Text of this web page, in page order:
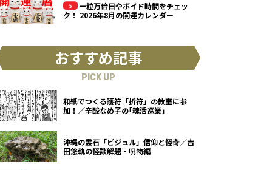
一粒万倍日やボイド時間をチェッ
ク！ 2026年8月の開運カレンダー
おすすめ記事
PICK UP
和紙でつくる護符「折符」の教室に参
加！／辛酸なめ子の｢魂活巡業｣
沖縄の霊石「ビジュル」信仰と怪奇／吉
田悠軌の怪談解題・呪物編